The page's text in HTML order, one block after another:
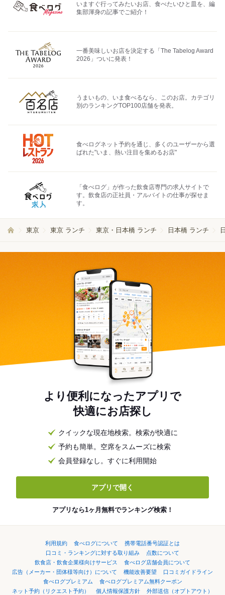
いますぐ行ってみたいお店、食べたいひと皿を、編
集部渾身の記事でご紹介！
一番美味しいお店を決定する「The Tabelog Award
2026」ついに発表！
うまいもの、いま食べるなら、このお店。カテゴリ
別のランキングTOP100店舗を発表。
食べログネット予約を通じ、多くのユーザーから選
ばれた"いま、熱い注目を集めるお店"
「食べログ」が作った飲食店専門の求人サイトで
す。飲食店の正社員・アルバイトの仕事が探せま
す。
東京 東京 ランチ 東京・日本橋 ランチ 日本橋 ランチ
より便利になったアプリで
快適にお店探し
クイックな現在地検索。検索が快適に
予約も簡単。空席をスムーズに検索
会員登録なし。すぐに利用開始
アプリで開く
アプリなら1ヶ月無料でランキング検索！
利用規約 食べログについて
携帯電話番号認証とは
口コミ・ランキングに対する取り組み
点数について
飲食店・飲食企業様向けサービス
食べログ店舗会員について
広告（メーカー・団体様等向け）について
機能改善要望
口コミガイドライン
食べログプレミアム
食べログプレミアム無料クーポン
ネット予約（リクエスト予約）
個人情報保護方針 外部送信（オプトアウト）